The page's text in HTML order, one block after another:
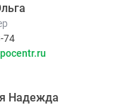
74
Надежда